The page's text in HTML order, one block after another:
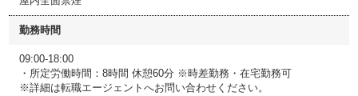
勤務時間
09:00-18:00
・所定労働時間：8時間 休憩60分 ※時差勤務・在宅勤務可
※詳細は転職エージェントへお問い合わせください。